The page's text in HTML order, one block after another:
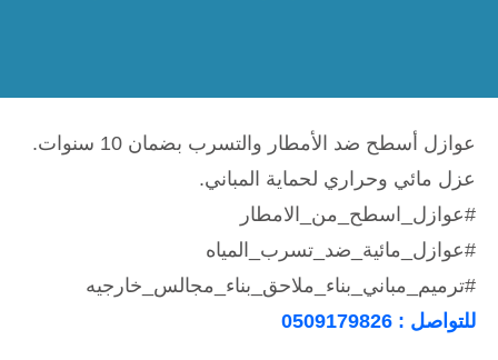
عوازل أسطح ضد الأمطار والتسرب بضمان 10 سنوات.
عزل مائي وحراري لحماية المباني.
#عوازل_اسطح_من_الامطار
#عوازل_مائية_ضد_تسرب_المياه
#ترميم_مباني_بناء_ملاحق_بناء_مجالس_خارجيه
للتواصل : 0509179826